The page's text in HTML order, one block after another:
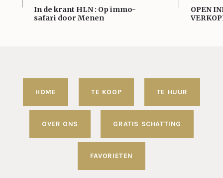
In de krant HLN : Op immo-
safari door Menen
OPEN
HOME TE KOOP TE HUUR
OVER ONS GRATIS SCHATTING
FAVORIETEN